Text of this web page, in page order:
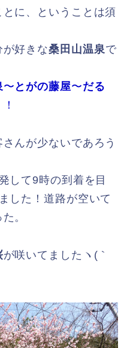
に、ということは須
が好きな桑田山温泉で
〜 とがの藤屋〜だる
んが少ないであろう
して9時の到着を目
した！道路が空いて
。
が咲いてましたヽ(｀